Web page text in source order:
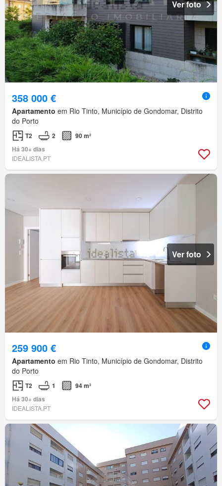
Ver foto
358 000 €
Apartamento em Rio Tinto, Município de Gondomar, Distrito
do Porto
T2 2
90 m²
Há 30+ dias
IDEALISTA.PT
Ver foto
259 900 €
Apartamento em Rio Tinto, Município de Gondomar, Distrito
do Porto
T2 1
94 m²
Há 30+ dias
IDEALISTA.PT